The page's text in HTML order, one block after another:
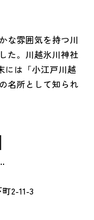
な雰囲気を持つ川
た。川越氷川神社
には「小江戸川越
名所として知られ
2-11-3